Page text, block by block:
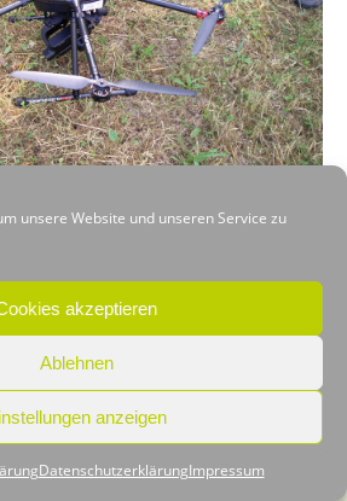
unsere Website und unseren Service zu
akzeptieren
Ablehnen
anzeigen
DatenschutzerklärungImpressum
© Kitzrettung-Hilfe